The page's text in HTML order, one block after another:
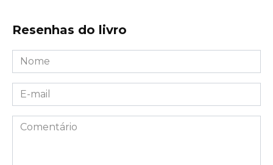
Resenhas do livro
Nome
*
E-
mail
*Comentário